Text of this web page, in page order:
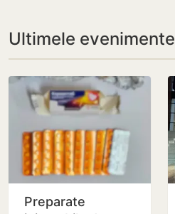
Ultimele evenimente
Preparate